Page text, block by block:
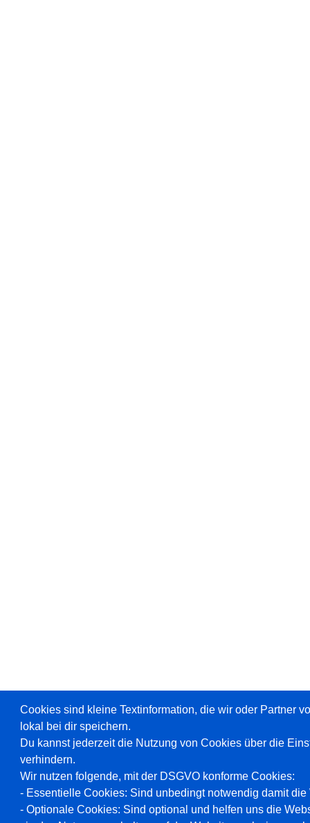
Cookies sind kleine Textinformation, die wir oder Partner
lokal bei dir speichern.
Du kannst jederzeit die Nutzung von Cookies über die
verhindern.
Wir nutzen folgende, mit der DSGVO konforme Cookies:
- Essentielle Cookies: Sind unbedingt notwendig damit
- Optionale Cookies: Sind optional und helfen uns die